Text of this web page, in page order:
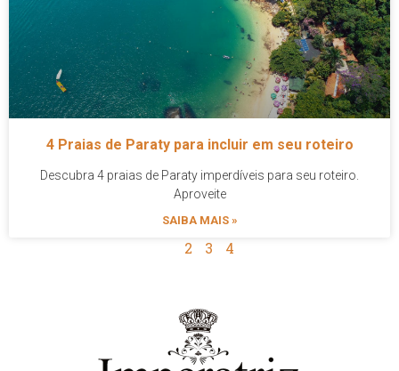
4 Praias de Paraty para incluir em seu roteiro
Descubra 4 praias de Paraty imperdíveis para seu roteiro.
Aproveite
SAIBA MAIS »
2 3 4